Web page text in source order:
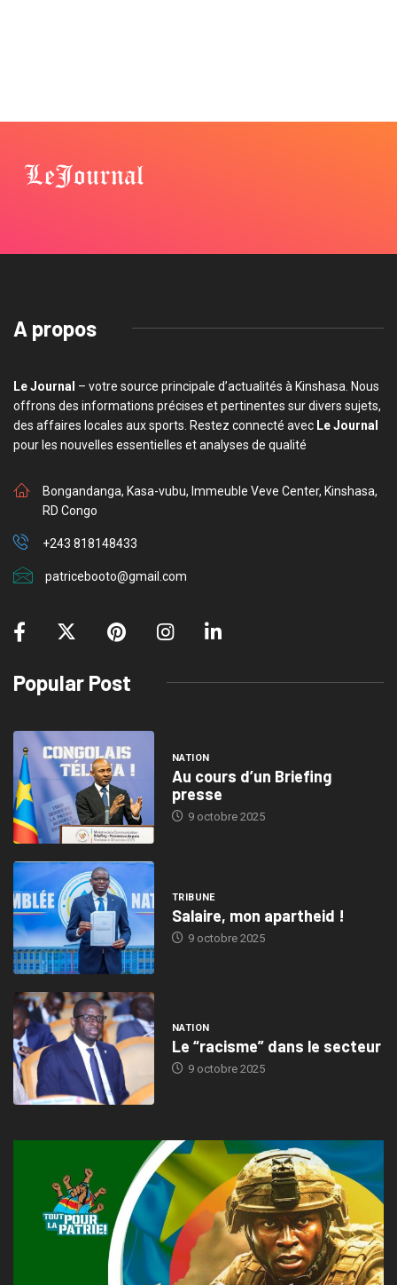
A propos
Le Journal – votre source principale d’actualités à Kinshasa. Nous
offrons des informations précises et pertinentes sur divers sujets,
des affaires locales aux sports. Restez connecté avec Le Journal
pour les nouvelles essentielles et analyses de qualité
Bongandanga, Kasa-vubu, Immeuble Veve Center, Kinshasa,
RD Congo
+243 818148433
patricebooto@gmail.com
Popular Post
NATION
Au cours d’un Briefing
presse
9 octobre 2025
TRIBUNE
Salaire, mon apartheid !
9 octobre 2025
NATION
Le “racisme” dans le secteur
9 octobre 2025